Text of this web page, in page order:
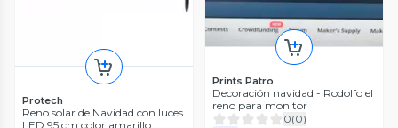
Protech
Reno solar de Navidad con luces
LED 95 cm color amarillo
Prints Patro
Decoración navidad - Rodolfo el
reno para monitor
0(0)